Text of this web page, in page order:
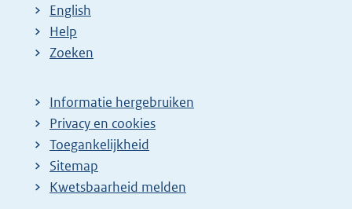
English
Help
Zoeken
Informatie hergebruiken
Privacy en cookies
Toegankelijkheid
Sitemap
Kwetsbaarheid melden